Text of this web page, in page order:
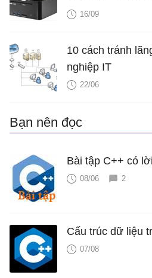
16/09
10 cách tránh
nghiệp IT
22/06
Bạn nên đọc
Bài tập C++ có
08/06 2
Cấu trúc dữ liệu
07/08